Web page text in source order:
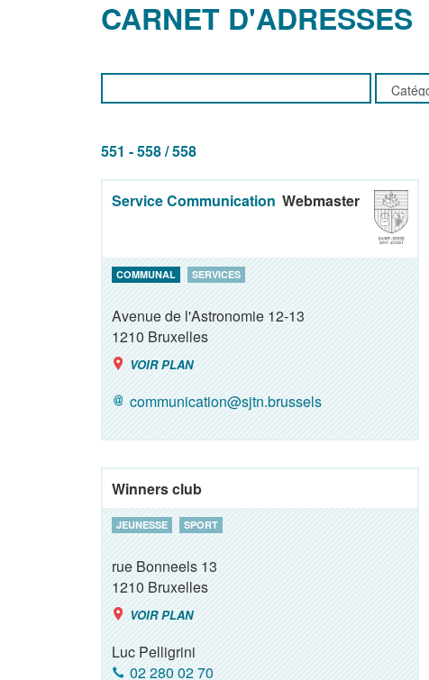
CARNET D'ADRESSES
551 - 558 / 558
Service Communication Webmaster
COMMUNAL SERVICES
Avenue de l'Astronomie 12-13
1210Bruxelles
VOIR PLAN
communication@sjtn.brussels
Winners club
JEUNESSE SPORT
rue Bonneels 13
1210Bruxelles
VOIR PLAN
Luc Pelligrini
02 280 02 70